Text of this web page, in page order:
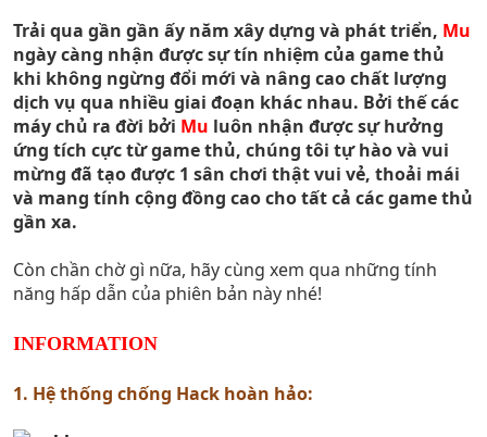
Trải qua gần gần ấy năm xây dựng và phát triển, Mu
ngày càng nhận được sự tín nhiệm của game thủ
khi không ngừng đổi mới và nâng cao chất lượng
dịch vụ qua nhiều giai đoạn khác nhau. Bởi thế các
máy chủ ra đời bởi Mu luôn nhận được sự hưởng
ứng tích cực từ game thủ, chúng tôi tự hào và vui
mừng đã tạo được 1 sân chơi thật vui vẻ, thoải mái
và mang tính cộng đồng cao cho tất cả các game thủ
gần xa.
Còn chần chờ gì nữa, hãy cùng xem qua những tính
năng hấp dẫn của phiên bản này nhé!
INFORMATION
1. Hệ thống chống Hack hoàn hảo: